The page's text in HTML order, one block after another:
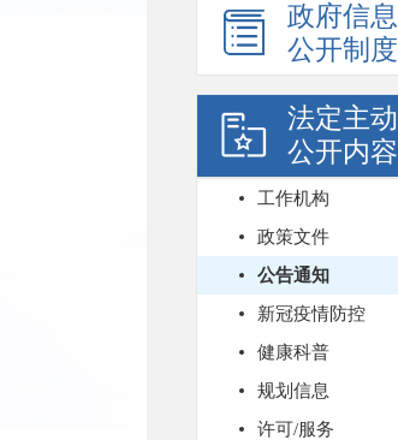
政府信息
公开制度
法定主动
公开内容
工作机构
政策文件
公告通知
新冠疫情防控
健康科普
规划信息
许可/服务